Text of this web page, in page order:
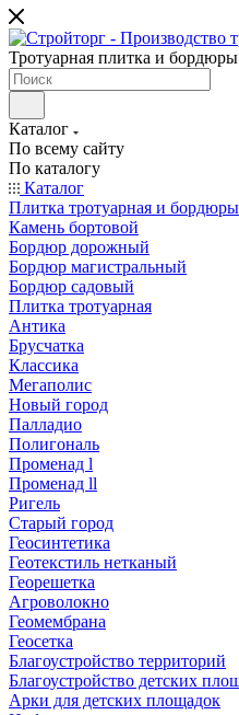
Тротуарная плитка и
Каталог
По всему сайту
По каталогу
Каталог
Плитка тротуарная и бордюры
Камень бортовой
Бордюр дорожный
Бордюр магистральный
Бордюр садовый
Плитка тротуарная
Антика
Брусчатка
Классика
Мегаполис
Новый город
Палладио
Полигональ
Променад l
Променад ll
Ригель
Старый город
Геосинтетика
Геотекстиль нетканый
Георешетка
Агроволокно
Геомембрана
Геосетка
Благоустройство территорий
Благоустройство детских
Арки для детских площадок